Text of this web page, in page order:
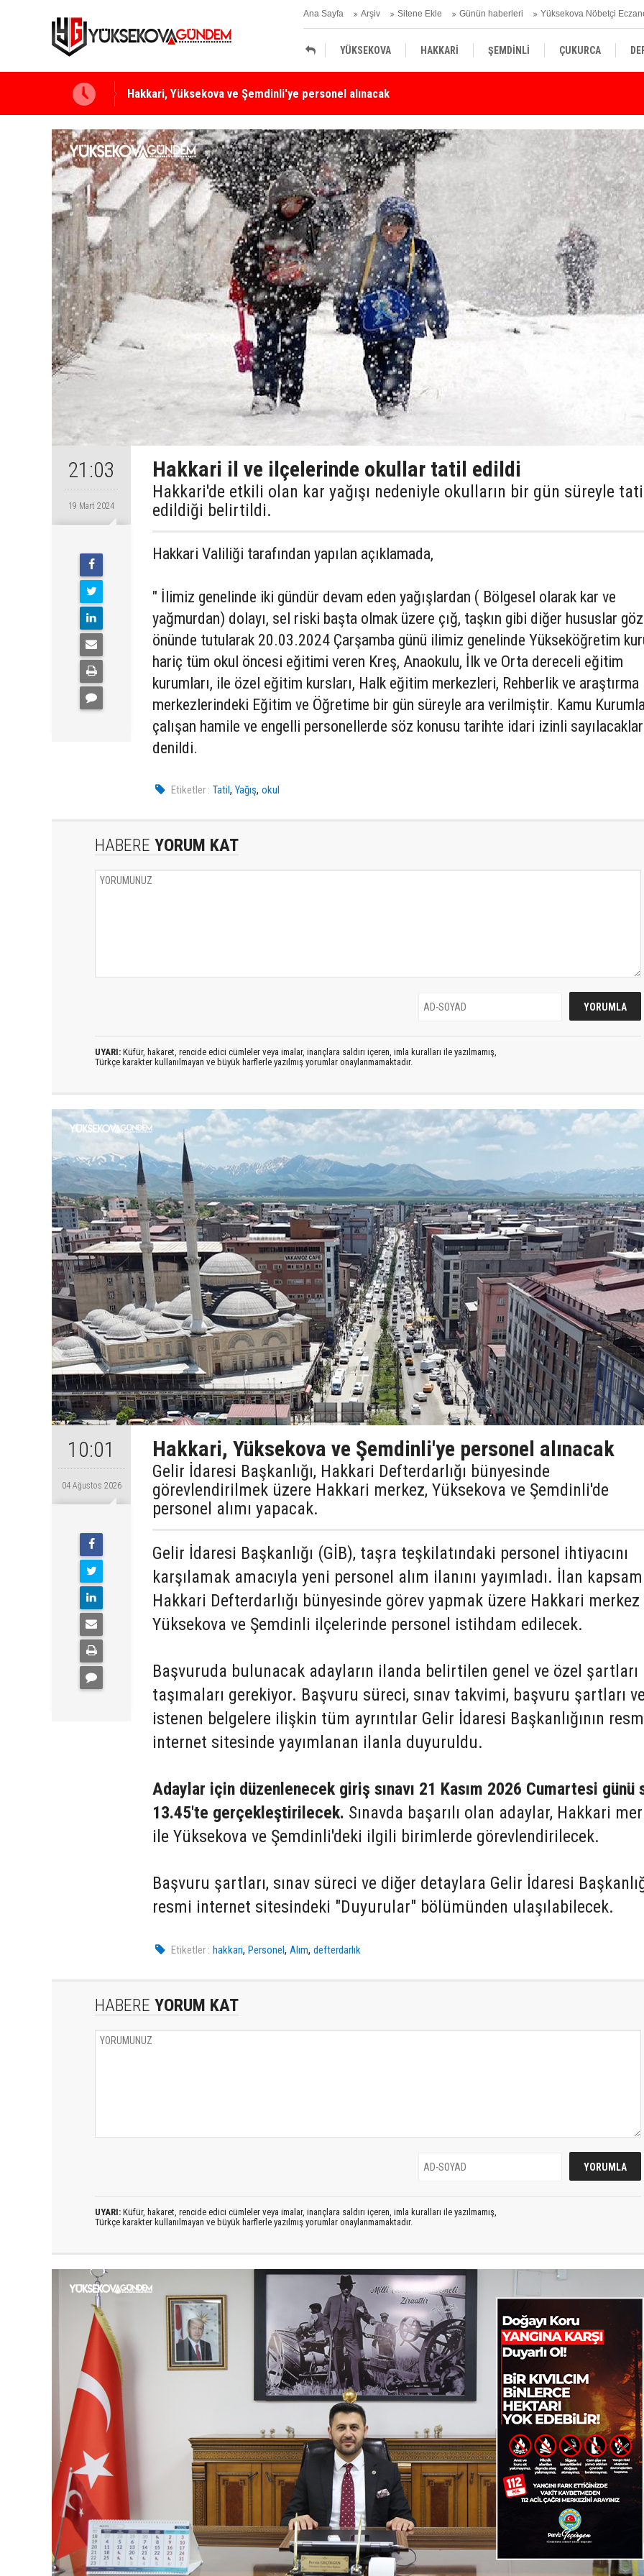
Ana Sayfa Arşiv Sitene Ekle Günün haberleri Yüksekova Nöbetçi
YÜKSEKOVA HAKKARİ ŞEMDİNLİ ÇUKURCA
Yüksekova Ziraat Odası'ndan Yangınlara Karşı Duyarlılık Çağrısı
21:03
19 Mart 2024
Hakkari il ve ilçelerinde okullar tatil edildi
Hakkari'de etkili olan kar yağışı nedeniyle okulların bir gün süreyle tatil
edildiği belirtildi.
Hakkari Valiliği tarafından yapılan açıklamada,
" İlimiz genelinde iki gündür devam eden yağışlardan ( Bölgesel olarak kar ve
yağmurdan) dolayı, sel riski başta olmak üzere çığ, taşkın gibi diğer hususlar göz
önünde tutularak 20.03.2024 Çarşamba günü ilimiz genelinde Yükseköğretim
hariç tüm okul öncesi eğitimi veren Kreş, Anaokulu, İlk ve Orta dereceli eğitim
kurumları, ile özel eğitim kursları, Halk eğitim merkezleri, Rehberlik ve araştırma
merkezlerindeki Eğitim ve Öğretime bir gün süreyle ara verilmiştir. Kamu
çalışan hamile ve engelli personellerde söz konusu tarihte idari izinli
denildi.
Etiketler : Tatil,Yağış,okul
HABERE YORUM KAT
UYARI: Küfür, hakaret, rencide edici cümleler veya imalar, inançlara saldırı içeren, imla kuralları ile yazılmamış,
Türkçe karakter kullanılmayan ve büyük harflerle yazılmış yorumlar onaylanmamaktadır.
10:01
04 Ağustos 2026
Hakkari, Yüksekova ve Şemdinli'ye personel alınacak
Gelir İdaresi Başkanlığı, Hakkari Defterdarlığı bünyesinde
görevlendirilmek üzere Hakkari merkez, Yüksekova ve Şemdinli'de
personel alımı yapacak.
Gelir İdaresi Başkanlığı (GİB), taşra teşkilatındaki personel ihtiyacını
karşılamak amacıyla yeni personel alım ilanını yayımladı. İlan
Hakkari Defterdarlığı bünyesinde görev yapmak üzere Hakkari merkez
Yüksekova ve Şemdinli ilçelerinde personel istihdam edilecek.
Başvuruda bulunacak adayların ilanda belirtilen genel ve özel şartları
taşımaları gerekiyor. Başvuru süreci, sınav takvimi, başvuru şartları ve
istenen belgelere ilişkin tüm ayrıntılar Gelir İdaresi Başkanlığının
internet sitesinde yayımlanan ilanla duyuruldu.
Adaylar için düzenlenecek giriş sınavı 21 Kasım 2026 Cumartesi günü
13.45'te gerçekleştirilecek. Sınavda başarılı olan adaylar, Hakkari
ile Yüksekova ve Şemdinli'deki ilgili birimlerde görevlendirilecek.
Başvuru şartları, sınav süreci ve diğer detaylara Gelir İdaresi
resmi internet sitesindeki "Duyurular" bölümünden ulaşılabilecek.
Etiketler : hakkari,Personel,Alım,defterdarlık
HABERE YORUM KAT
UYARI: Küfür, hakaret, rencide edici cümleler veya imalar, inançlara saldırı içeren, imla kuralları ile yazılmamış,
Türkçe karakter kullanılmayan ve büyük harflerle yazılmış yorumlar onaylanmamaktadır.